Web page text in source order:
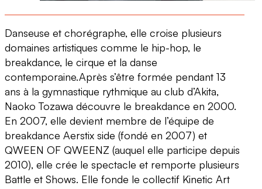
Danseuse et chorégraphe, elle croise plusieurs
domaines artistiques comme le hip-hop, le
breakdance, le cirque et la danse
contemporaine.Après s’être formée pendant 13
ans à la gymnastique rythmique au club d’Akita,
Naoko Tozawa découvre le breakdance en 2000.
En 2007, elle devient membre de l’équipe de
breakdance Aerstix side (fondé en 2007) et
QWEEN OF QWEENZ (auquel elle participe depuis
2010), elle crée le spectacle et remporte plusieurs
Battle et Shows. Elle fonde le collectif Kinetic Art